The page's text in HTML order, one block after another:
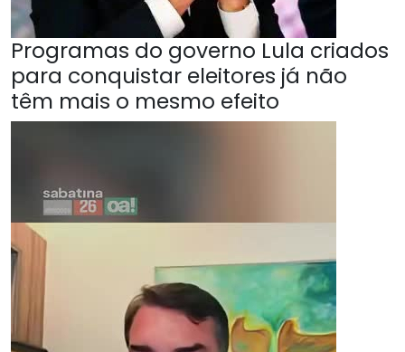
Programas do governo Lula criados
para conquistar eleitores já não
têm mais o mesmo efeito